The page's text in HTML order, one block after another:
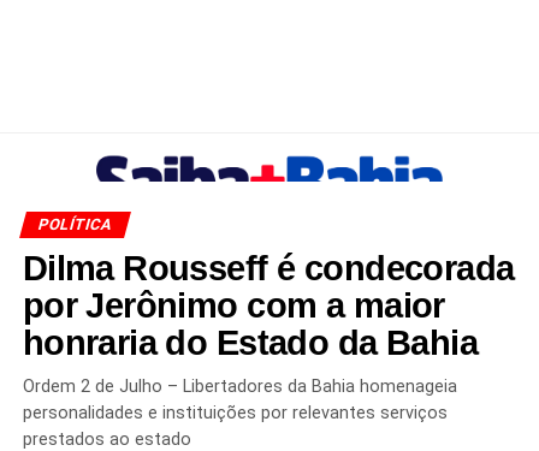
POLÍTICA
Dilma Rousseff é condecorada
por Jerônimo com a maior
honraria do Estado da Bahia
Ordem 2 de Julho – Libertadores da Bahia homenageia
personalidades e instituições por relevantes serviços
prestados ao estado